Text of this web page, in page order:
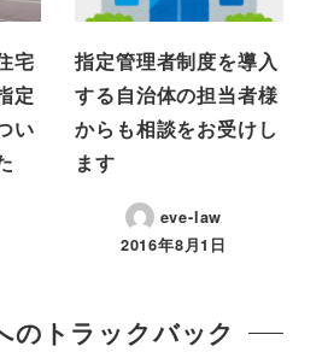
宅
定
い
指定管理者制度を導入
する自治体の担当者様
からも相談をお受けし
ます
eve-law
投稿日
2016年8月1日
のトラックバック